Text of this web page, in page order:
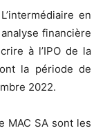
L’intermédiaire en
financière
à l’IPO de la
la période de
2022.
MAC SA sont les